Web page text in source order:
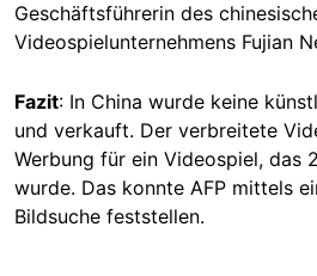
Geschäftsführerin des
Videospielunternehmens Fujian
Fazit: In China wurde keine
und verkauft. Der verbreitete
Werbung für ein Videospiel, das
wurde. Das konnte AFP mittels
Bildsuche feststellen.